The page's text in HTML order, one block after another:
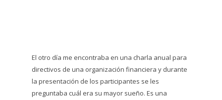
El otro día me encontraba en una charla anual para
directivos de una organización financiera y durante
la presentación de los participantes se les
preguntaba cuál era su mayor sueño. Es una